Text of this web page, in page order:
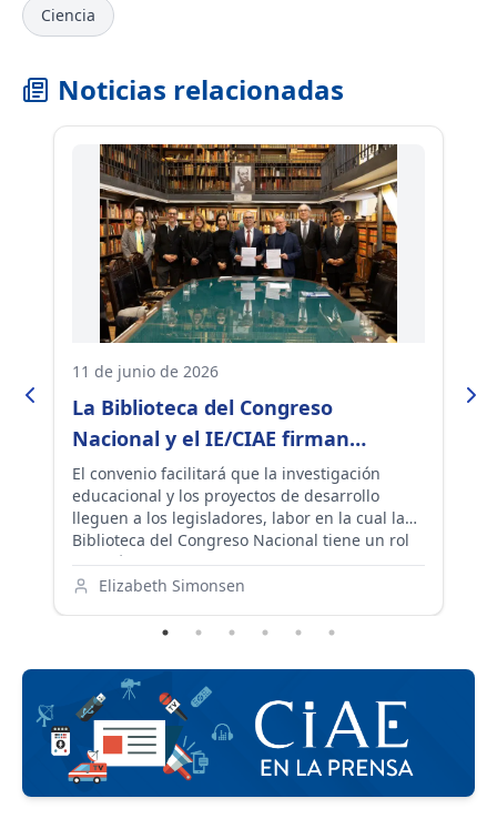
Ciencia
Noticias relacionadas
11 de junio de 2026
La Biblioteca del Congreso
Nacional y el IE/CIAE firman
estratégico convenio de
colaboración
El convenio facilitará que la investigación
educacional y los proyectos de desarrollo
lleguen a los legisladores, labor en la cual la
Biblioteca del Congreso Nacional tiene un rol
estratégico.
Elizabeth Simonsen